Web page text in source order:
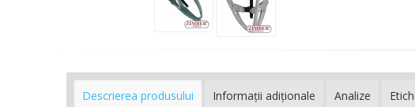
Descrierea produsului Informaţii adiţionale Analize